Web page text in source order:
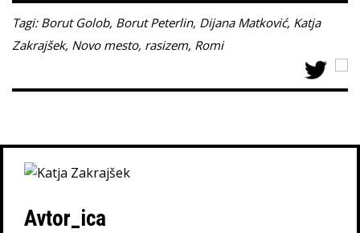
Tagi: Borut Golob, Borut Peterlin, Dijana Matković, Katja
Zakrajšek, Novo mesto, rasizem, Romi
Avtor_ica